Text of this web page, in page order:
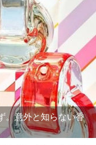
。意外と知らない香